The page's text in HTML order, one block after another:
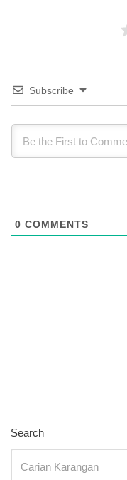
Subscribe
0 COMMENTS
Search